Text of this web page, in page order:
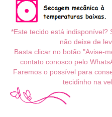
*Este tecido está indisponível?
não deixe de
Basta clicar no botão "Avise-
contato conosco pelo
Faremos o possível para
tecidinho na